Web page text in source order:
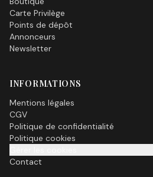
Carte Privilège
Points de dépôt
Annonceurs
Newsletter
INFORMATIONS
Mentions légales
CGV
Politique de confidentialité
Politique cookies
Contact